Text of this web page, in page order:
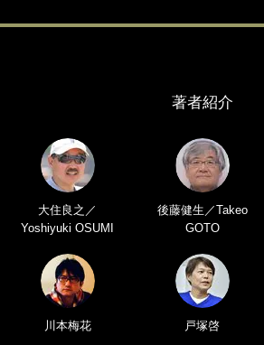
著者紹介
大住良之／
Yoshiyuki OSUMI
後藤健生／Takeo
GOTO
川本梅花 戸塚啓